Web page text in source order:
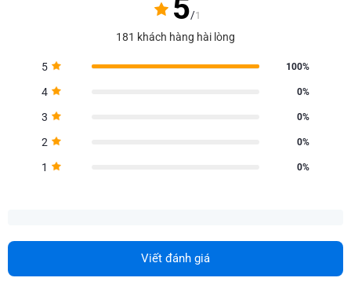
5/1
181 khách hàng hài lòng
5 100%
4 0%
3 0%
2 0%
1 0%
Viết đánh giá